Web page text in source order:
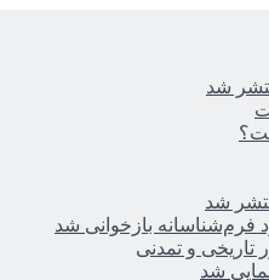
شد
شد
فرم‌شناسانه بازخوانی شد
تاریخی و تمدنی